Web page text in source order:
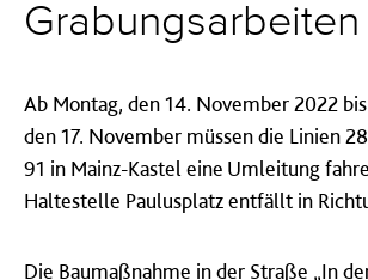
Grabungsarbeiten
Ab Montag, den 14. November 2022
den 17. November müssen die Linien
91 in Mainz-Kastel eine Umleitung
Haltestelle Paulusplatz entfällt in
Die Baumaßnahme in der Straße „In